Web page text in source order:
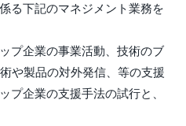
る下記のマネジメント業務を
プ企業の事業活動、技術のブ
や製品の対外発信、等の支援
プ企業の支援手法の試行と、